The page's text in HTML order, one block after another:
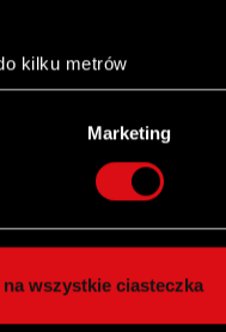
kilku metrów
(fingerprinting,
preferencje w
chwili.
i
innymi danymi
z naszej witryny,
Marketing
wszystkie ciasteczka
Facebook